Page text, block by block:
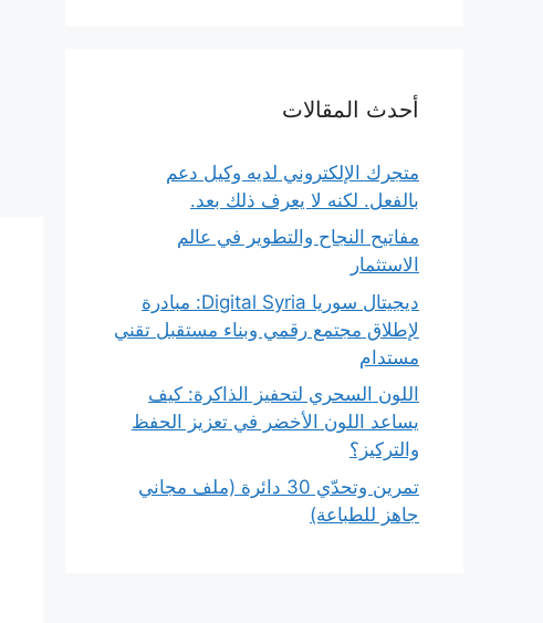
أحدث المقالات
متجرك الإلكتروني لديه وكيل دعم
بالفعل. لكنه لا يعرف ذلك بعد.
مفاتيح النجاح والتطوير في عالم
الاستثمار
ديجيتال سوريا Digital Syria: مبادرة
لإطلاق مجتمع رقمي وبناء مستقبل تقني
مستدام
اللون السحري لتحفيز الذاكرة: كيف
يساعد اللون الأخضر في تعزيز الحفظ
والتركيز؟
تمرين وتحدّي 30 دائرة (ملف مجاني
جاهز للطباعة)